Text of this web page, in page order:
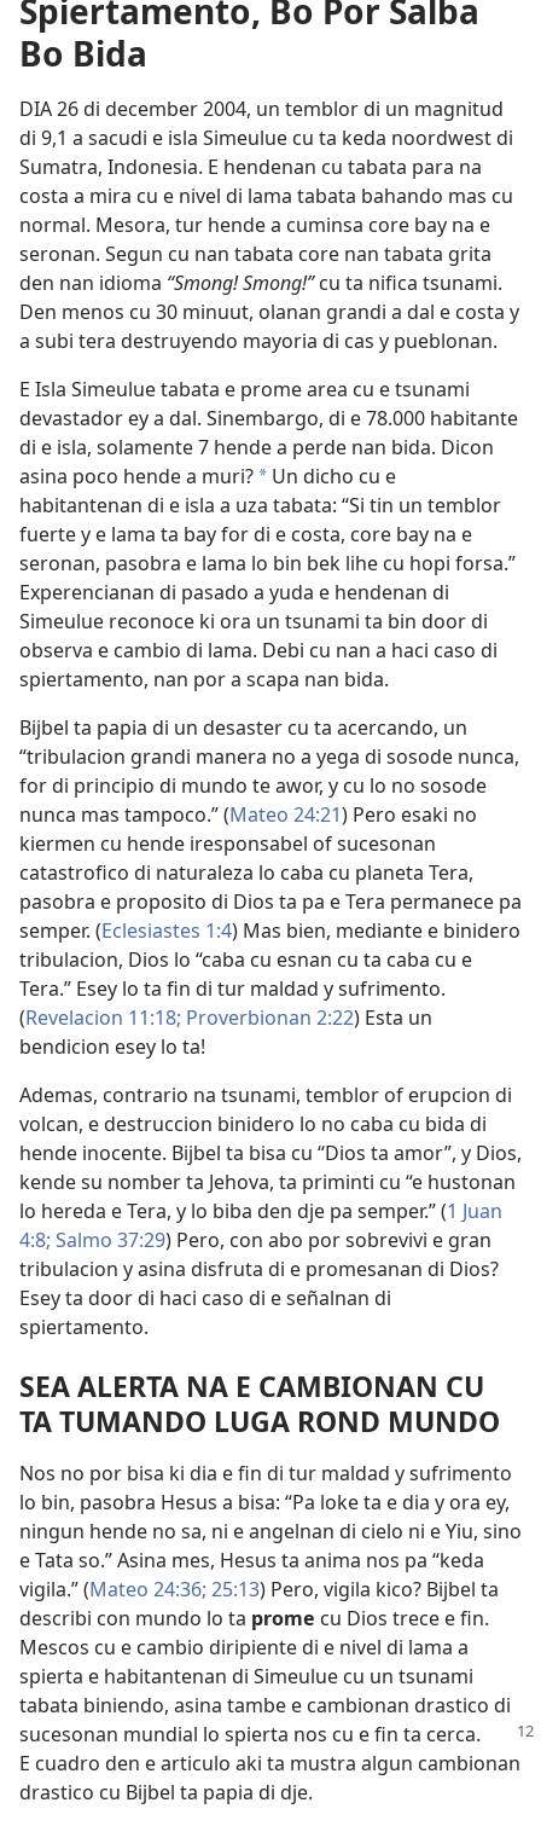
Spiertamento, Bo Por Salba
Bo Bida
DIA 26 di december 2004, un temblor di un magnitud
di 9,1 a sacudi e isla Simeulue cu ta keda noordwest di
Sumatra, Indonesia. E hendenan cu tabata para na
costa a mira cu e nivel di lama tabata bahando mas cu
normal. Mesora, tur hende a cuminsa core bay na e
seronan. Segun cu nan tabata core nan tabata grita
den nan idioma “Smong! Smong!”cu ta nifica tsunami.
Den menos cu 30 minuut, olanan grandi a dal e costa y
a subi tera destruyendo mayoria di cas y pueblonan.
E Isla Simeulue tabata e prome area cu e tsunami
devastador ey a dal. Sinembargo, di e 78.000 habitante
di e isla, solamente 7 hende a perde nan bida. Dicon
asina poco hende a muri? a Un dicho cu e
habitantenan di e isla a uza tabata: “Si tin un temblor
fuerte y e lama ta bay for di e costa, core bay na e
seronan, pasobra e lama lo bin bek lihe cu hopi forsa.”
Experencianan di pasado a yuda e hendenan di
Simeulue reconoce ki ora un tsunami ta bin door di
observa e cambio di lama. Debi cu nan a haci caso di
spiertamento, nan por a scapa nan bida.
Bijbel ta papia di un desaster cu ta acercando, un
“tribulacion grandi manera no a yega di sosode nunca,
for di principio di mundo te awor, y cu lo no sosode
nunca mas tampoco.” (Mateo 24:21) Pero esaki no
kiermen cu hende iresponsabel of sucesonan
catastrofico di naturaleza lo caba cu planeta Tera,
pasobra e proposito di Dios ta pa e Tera permanece pa
semper. (Eclesiastes 1:4) Mas bien, mediante e binidero
tribulacion, Dios lo “caba cu esnan cu ta caba cu e
Tera.” Esey lo ta fin di tur maldad y sufrimento.
(Revelacion 11:18; Proverbionan 2:22) Esta un
bendicion esey lo ta!
Ademas, contrario na tsunami, temblor of erupcion di
volcan, e destruccion binidero lo no caba cu bida di
hende inocente. Bijbel ta bisa cu “Dios ta amor”, y Dios,
kende su nomber ta Jehova, ta priminti cu “e hustonan
lo hereda e Tera, y lo biba den dje pa semper.” (1 Juan
4:8; Salmo 37:29) Pero, con abo por sobrevivi e gran
tribulacion y asina disfruta di e promesanan di Dios?
Esey ta door di haci caso di e señalnan di
spiertamento.
SEA ALERTA NA E CAMBIONAN CU
TA TUMANDO LUGA ROND MUNDO
Nos no por bisa ki dia e fin di tur maldad y sufrimento
lo bin, pasobra Hesus a bisa: “Pa loke ta e dia y ora ey,
ningun hende no sa, ni e angelnan di cielo ni e Yiu, sino
e Tata so.” Asina mes, Hesus ta anima nos pa “keda
vigila.” (Mateo 24:36; 25:13) Pero, vigila kico? Bijbel ta
describi con mundo lo ta prome cu Dios trece e fin.
Mescos cu e cambio diripiente di e nivel di lama a
spierta e habitantenan di Simeulue cu un tsunami
tabata biniendo, asina tambe e cambionan drastico di
sucesonan mundial lo spierta nos cu e fin ta cerca.
E cuadro den e articulo aki ta mustra algun cambionan
drastico cu Bijbel ta papia di dje.